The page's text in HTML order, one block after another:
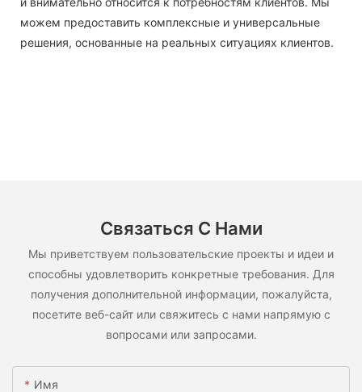
можем предоставить комплексные и универсальные
решения, основанные на реальных ситуациях клиентов.
Связаться С Нами
Мы приветствуем пользовательские проекты и идеи и
способны удовлетворить конкретные требования. Для
получения дополнительной информации, пожалуйста,
посетите веб-сайт или свяжитесь с нами напрямую с
вопросами или запросами.
Имя